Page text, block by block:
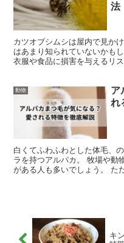
法
カツオブシムシは屋内で見か
はあまり知られていないかも
衣服や食品に損害を与えるリ
動物
ア
れ
白くてふわふわとした体毛、
ラを持つアルパカ。 牧場や動
がある人も多いでしょう。 た
キ